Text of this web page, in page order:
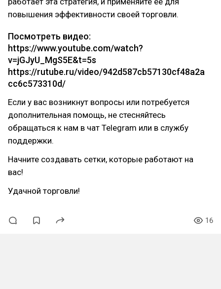
повышения эффективности своей торговли.
Посмотреть видео:
https://www.youtube.com/watch?
v=jGJyU_MgS5E&t=5s
https://rutube.ru/video/942d587cb57130cf48a2a
cc6c573310d/
Если у вас возникнут вопросы или потребуется
дополнительная помощь, не стесняйтесь
обращаться к нам в чат Telegram или в службу
поддержки.
Начните создавать сетки, которые работают на
вас!
Удачной торговли!
16